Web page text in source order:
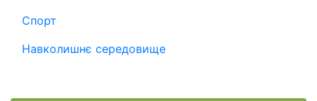
Спорт
Навколишнє середовище